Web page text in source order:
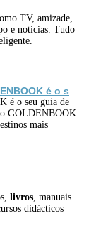
TV, amizade,
e notícias. Tudo
é o s
é o seu guia de
o GOLDENBOOK
mais
livros , manuais
didácticos